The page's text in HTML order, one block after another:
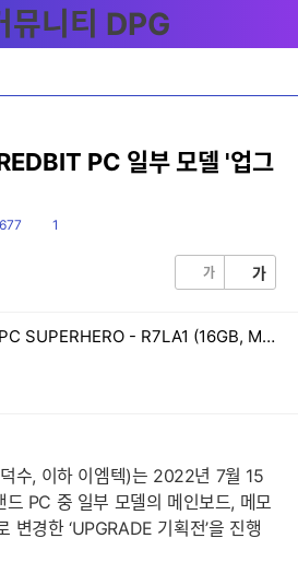
PC 일부 모델 '업그
읽
677
댓1
가 가
이엠텍 레드빗 PC SUPERHERO - R7LA1 (16GB, M.2 256GB)
수, 이하 이엠텍)는 2022년 7월 15
PC 중 일부 모델의 메인보드, 메모
변경한 ‘UPGRADE 기획전’을 진행